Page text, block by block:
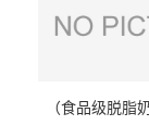
（食品级脱脂